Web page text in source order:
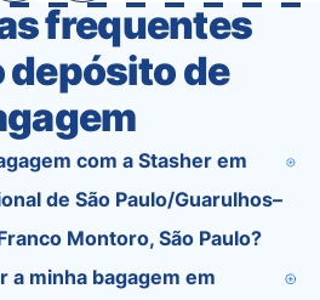
frequentes
depósito de
com a Stasher em
de São Paulo/Guarulhos–
Montoro, São Paulo?
a minha bagagem em